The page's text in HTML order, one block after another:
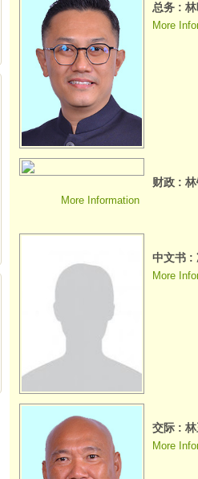
总务 :
More
财政 :
More Information
中文书 :
More
交际 :
More